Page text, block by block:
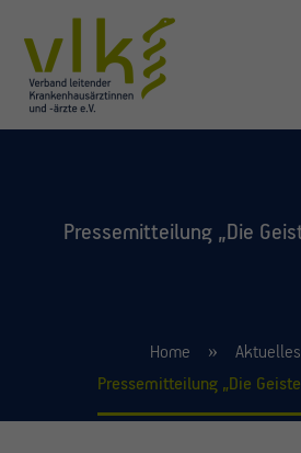
Pressemitteilung „Die
Home
Aktuelles
Pressemitteilung „Die